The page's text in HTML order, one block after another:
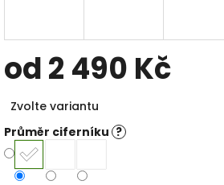
od2 490 Kč
cena:
Zvolte variantu
Průměr ciferníku ?